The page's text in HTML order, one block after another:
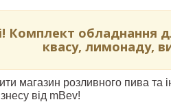
Комплект обладнання
квасу, лимонаду,
магазин розливного пива
від mBev!